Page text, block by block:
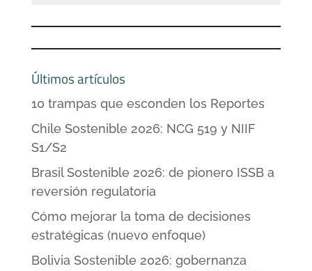
Últimos artículos
10 trampas que esconden los Reportes
Chile Sostenible 2026: NCG 519 y NIIF
S1/S2
Brasil Sostenible 2026: de pionero ISSB a
reversión regulatoria
Cómo mejorar la toma de decisiones
estratégicas (nuevo enfoque)
Bolivia Sostenible 2026: gobernanza